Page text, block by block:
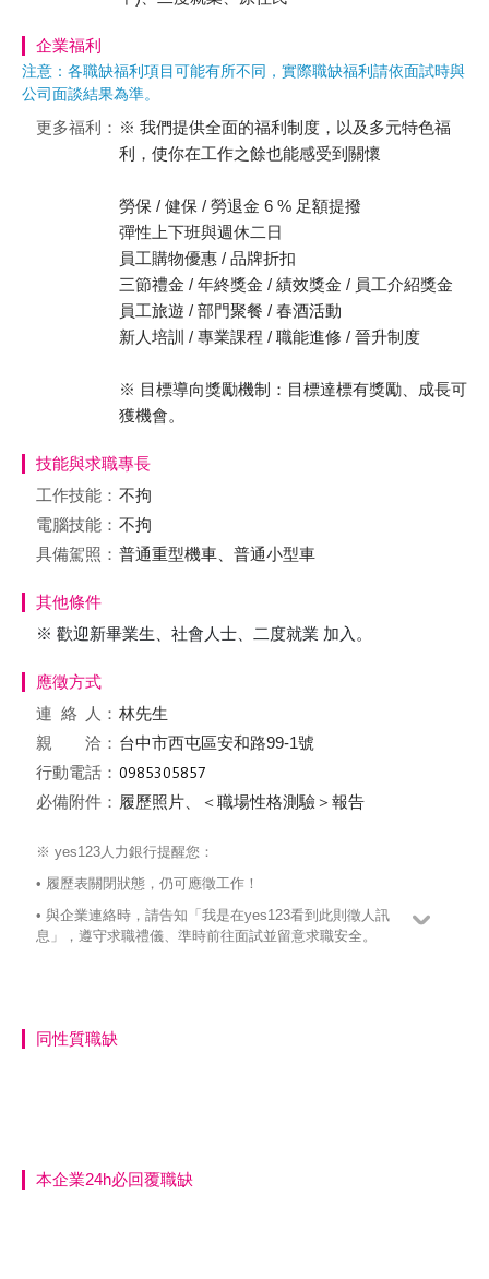
企業福利
注意：各職缺福利項目可能有所不同，實際職缺福利請依面試時與
公司面談結果為準。
更多福利： ※ 我們提供全面的福利制度，以及多元特色福
利，使你在工作之餘也能感受到關懷
勞保 / 健保 / 勞退金 6 % 足額提撥
彈性上下班與週休二日
員工購物優惠 / 品牌折扣
三節禮金 / 年終獎金 / 績效獎金 / 員工介紹獎金
員工旅遊 / 部門聚餐 / 春酒活動
新人培訓 / 專業課程 / 職能進修 / 晉升制度
※ 目標導向獎勵機制：目標達標有獎勵、成長可
獲機會。
技能與求職專長
工作技能： 不拘
電腦技能： 不拘
具備駕照： 普通重型機車、普通小型車
其他條件
※ 歡迎新畢業⽣、社會⼈⼠、⼆度就業 加入。
應徵方式
連絡
人： 林先生
親 洽： 台中市西屯區安和路99-1號
行動電話：
必備附件： 履歷照片、＜職場性格測驗＞報告
※ yes123人力銀行提醒您：
• 履歷表關閉狀態，仍可應徵工作！
• 與企業連絡時，請告知「我是在yes123看到此則徵人訊
息」，遵守求職禮儀、準時前往面試並留意求職安全。
同性質職缺
本企業24h必回覆職缺